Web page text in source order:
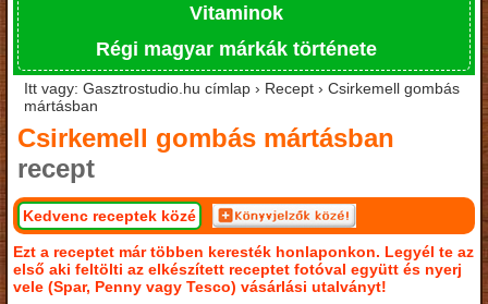
Vitaminok
Régi magyar márkák története
Itt vagy: Gasztrostudio.hu címlap › Recept › Csirkemell gombás
mártásban
Csirkemell gombás mártásban
recept
Kedvenc receptek közé
Ezt a receptet már többen keresték honlaponkon. Legyél te az
első aki feltölti az elkészített receptet fotóval együtt és nyerj
vele (Spar, Penny vagy Tesco) vásárlási utalványt!